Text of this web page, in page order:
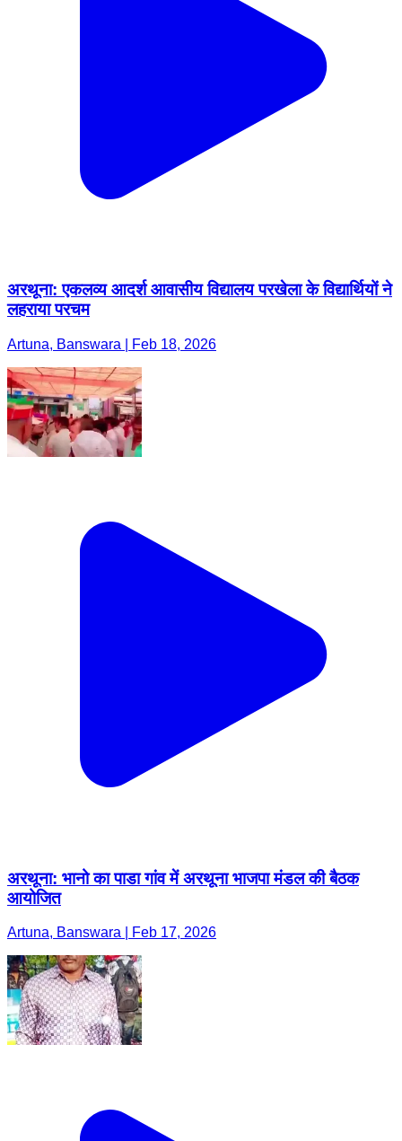
अरथूना: एकलव्य आदर्श आवासीय विद्यालय परखेला के विद्यार्थियों ने
लहराया परचम
Artuna, Banswara | Feb 18, 2026
अरथूना: भानो का पाडा गांव में अरथूना भाजपा मंडल की बैठक
आयोजित
Artuna, Banswara | Feb 17, 2026